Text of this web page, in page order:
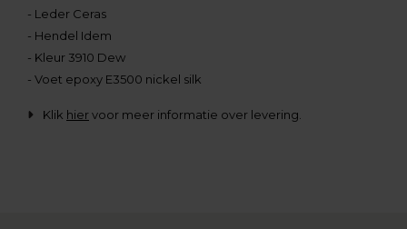
- Leder Ceras
- Hendel Idem
- Kleur 3910 Dew
- Voet epoxy E3500 nickel silk
Klik hiervoor meer informatie over levering.